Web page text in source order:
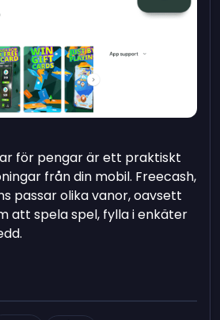
för pengar är ett praktiskt
från din mobil. Freecash,
passar olika vanor, oavsett
att spela spel, fylla i enkäter